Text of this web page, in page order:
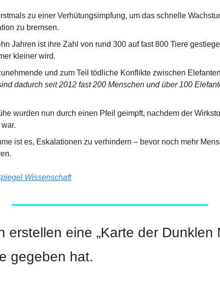
zu einer Verhütungsimpfung, um das schnelle
zu bremsen.
Jahren ist ihre Zahl von rund 300 auf fast 800 Tiere
kleiner wird.
dadurch seit 2012 fast 200 Menschen und über 100
wurden nun durch einen Pfeil geimpft, nachdem der
ist es, Eskalationen zu verhindern – bevor noch mehr
Wissenschaft
erstellen eine „Karte der Dunklen
gegeben hat.